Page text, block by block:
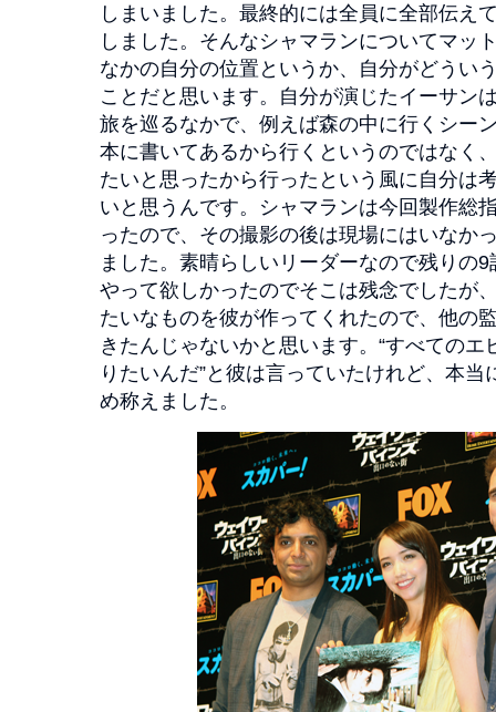
しまいました。最終的には全員に全部伝え
しました。そんなシャマランについてマッ
なかの自分の位置というか、自分がどうい
ことだと思います。自分が演じたイーサン
旅を巡るなかで、例えば森の中に行くシー
本に書いてあるから行くというのではなく
たいと思ったから行ったという風に自分は
いと思うんです。シャマランは今回製作総
ったので、その撮影の後は現場にはいなか
ました。素晴らしいリーダーなので残りの
やって欲しかったのでそこは残念でしたが
たいなものを彼が作ってくれたので、他の
きたんじゃないかと思います。“すべての
りたいんだ”と彼は言っていたけれど、本
め称えました。